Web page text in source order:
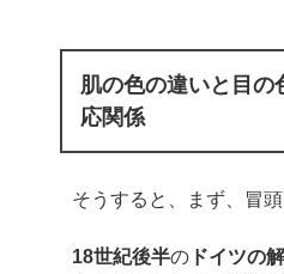
肌の色の違いと目の
応関係
そうすると、まず、冒
18世紀後半の ドイツの